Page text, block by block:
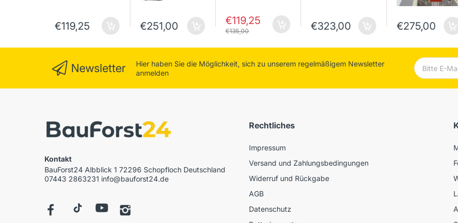
€119,25 €251,00 €119,25
€135,00 €323,00 €275,00
Newsletter
Hier haben Sie die Möglichkeit, sich zu unserem regelmäßigem Newsletter
anmelden
Kontakt
BauForst24 Albblick 1 72296 Schopfloch Deutschland
07443 2863231 info@bauforst24.de
Rechtliches
Impressum
Versand und Zahlungsbedingungen
Widerruf und Rückgabe
AGB
Datenschutz